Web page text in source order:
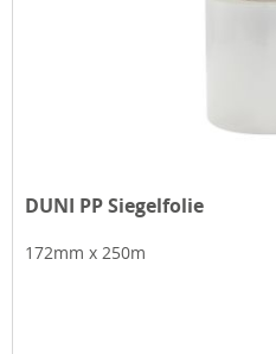
DUNI PP Siegelfolie
172mm x 250m